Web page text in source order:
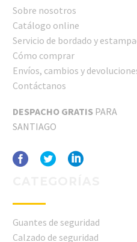
Sobre nosotros
Catálogo online
Servicio de bordado y
Cómo comprar
Envíos, cambios y
Contáctanos
DESPACHO GRATIS PARA
SANTIAGO
Guantes de seguridad
Calzado de seguridad